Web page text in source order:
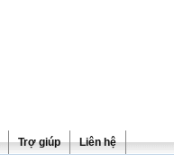
Trợ giúp Liên hệ